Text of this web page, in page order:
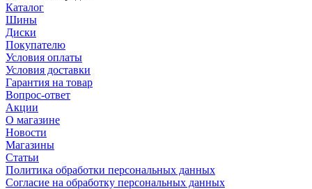
Каталог
Шины
Диски
Покупателю
Условия оплаты
Условия доставки
Гарантия на товар
Вопрос-ответ
Акции
О магазине
Новости
Магазины
Статьи
Политика обработки персональных данных
Согласие на обработку персональных данных